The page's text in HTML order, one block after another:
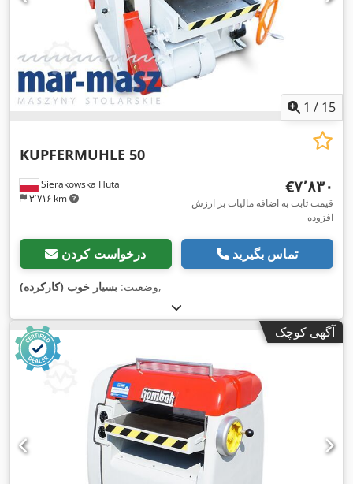
1 / 15
Sierakowska Huta
۳٬۷۱۶ km
KUPFERMUHLE 50
‎€۷٬۸۳۰
قیمت ثابت به اضافه مالیات بر ارزش
افزوده
درخواست کردن تماس بگیرید
وضعیت: بسیار خوب (کارکرده) ,
آگهی کوچک